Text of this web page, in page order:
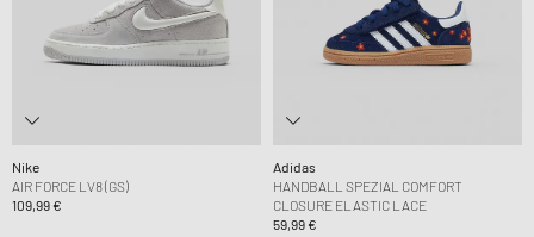
Nike
AIR FORCE LV8 (GS)
109,99 €
Adidas
HANDBALL SPEZIAL COMFORT
CLOSURE ELASTIC LACE
59,99 €